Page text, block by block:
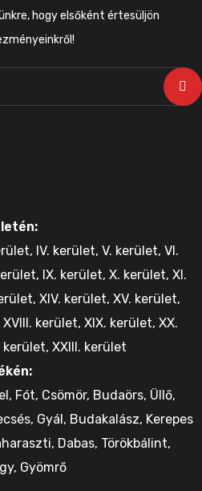
hogy elsőként értesüljön
IV. kerület, V. kerület, VI.
IX. kerület, X. kerület, XI.
XIV. kerület, XV. kerület,
kerület, XIX. kerület, XX.
XXIII. kerület
Fót, Csömör, Budaörs, Üllő,
Gyál, Budakalász, Kerepes
Dabas, Törökbálint,
Gyömrő